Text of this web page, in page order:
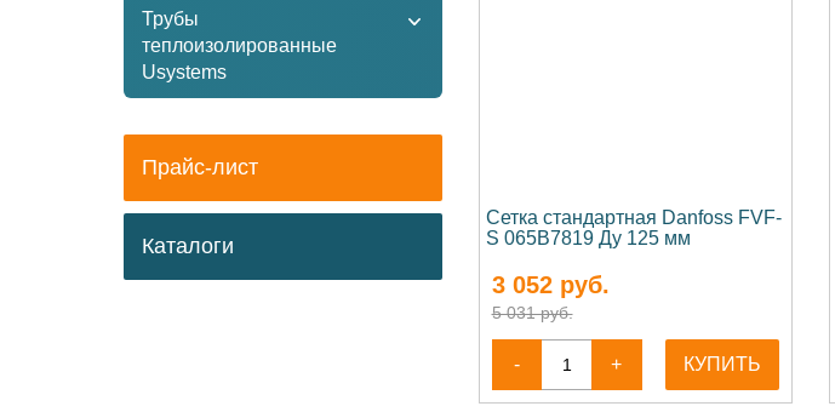
Трубы
теплоизолированные
Usystems
Прайс-лист
Каталоги
Сетка стандартная Danfoss FVF-
S 065B7819 Ду 125 мм
3 052руб.
5 031 руб.
- + КУПИТЬ